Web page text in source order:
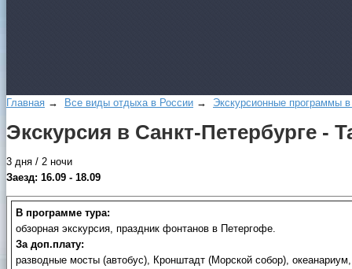
Главная → Все виды отдыха в России → Экскурсионные программы
Экскурсия в Санкт-Петербурге -
3 дня / 2 ночи
Заезд: 16.09 - 18.09
В программе тура:
обзорная экскурсия, праздник фонтанов в Петергофе.
За доп.плату:
разводные мосты (автобус), Кронштадт (Морской собор),